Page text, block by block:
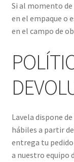
Si al momento
en el empaque o
en el campo de
Lavela dispone
hábiles a partir
entrega tu
a nuestro equipo